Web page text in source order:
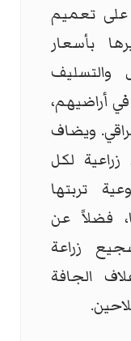
تعميم
بأسعار
أراضيهم،
ويضاف
لكل
تربتها
فضلاً عن
زراعة
الجافة